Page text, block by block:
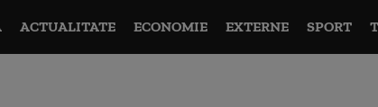
ACTUALITATE ECONOMIE EXTERNE SPORT